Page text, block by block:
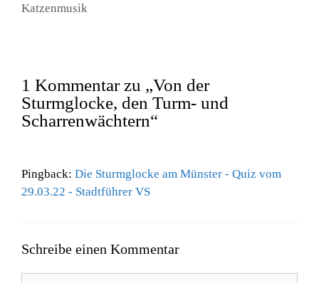
Katzenmusik
1 Kommentar zu „Von der
Sturmglocke, den Turm- und
Scharrenwächtern“
Pingback: Die Sturmglocke am Münster - Quiz vom
29.03.22 - Stadtführer VS
Schreibe einen Kommentar